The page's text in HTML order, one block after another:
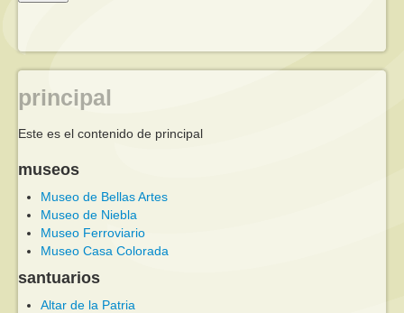
principal
Este es el contenido de principal
museos
Museo de Bellas Artes
Museo de Niebla
Museo Ferroviario
Museo Casa Colorada
santuarios
Altar de la Patria